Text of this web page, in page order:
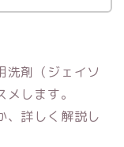
洗剤（ジェイソ
メします。
、詳しく解説し